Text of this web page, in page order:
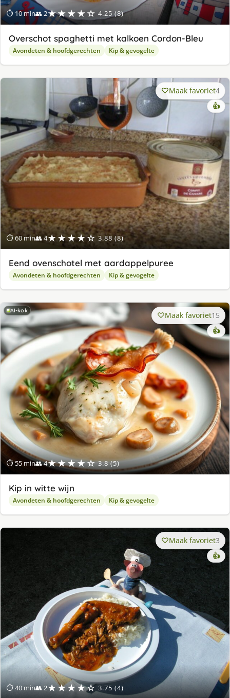
⏱ 10 min👥 2★★★★☆ 4.25 (8)
Overschot spaghetti met kalkoen Cordon-Bleu
Avondeten & hoofdgerechten Kip & gevogelte
⏱ 60 min👥 4★★★★☆ 3.88 (8)
Maak favoriet4
👍
Eend ovenschotel met aardappelpuree
Avondeten & hoofdgerechten Kip & gevogelte
AI-kok
⏱ 55 min👥 4★★★★☆ 3.8 (5)
Maak favoriet15
👍
Kip in witte wijn
Avondeten & hoofdgerechten Kip & gevogelte
⏱ 40 min👥 2★★★★☆ 3.75 (4)
Maak favoriet3
👍